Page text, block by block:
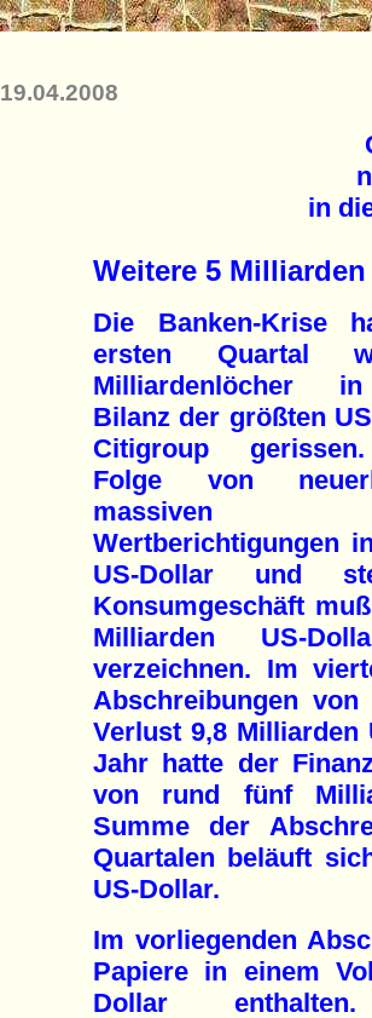
19.04.2008
in
Weitere 5
Die Banken-Krise
ersten Quartal
Milliardenlöcher
Bilanz der größten
Citigroup
Folge von
massiven
Wertberichtigungen
US-Dollar und
Konsumgeschäft
Milliarden US-
verzeichnen. Im
Abschreibungen
Verlust 9,8 Milliarden
Jahr hatte der
von rund fünf
Summe der
Quartalen beläuft
US-Dollar.
Im vorliegenden
Papiere in einem
Dollar